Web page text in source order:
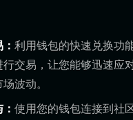
利用钱包的快速兑换功
行交易，让您能够迅速应
波动。
使用您的钱包连接到社